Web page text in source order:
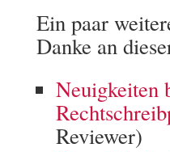
Ein paar
Danke an
Neuigkeiten
Reviewer)